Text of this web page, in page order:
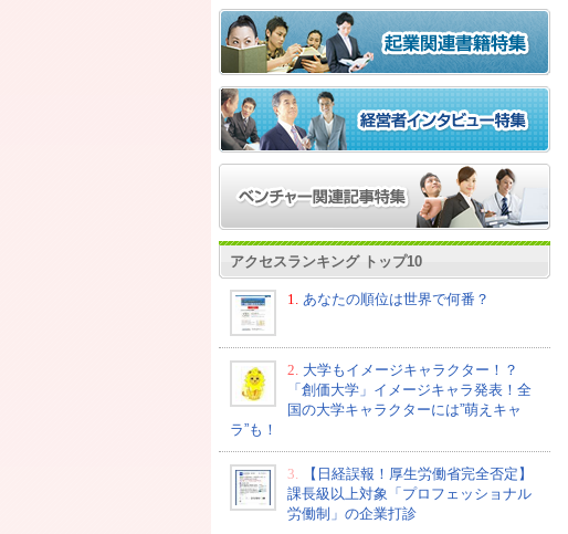
アクセスランキング トップ10
1. あなたの順位は世界で何番？
2. 大学もイメージキャラクター！？
「創価大学」イメージキャラ発表！全
国の大学キャラクターには”萌えキャ
ラ”も！
3.
【日経誤報！厚生労働省完全否定】
課長級以上対象「プロフェッショナル
労働制」の企業打診